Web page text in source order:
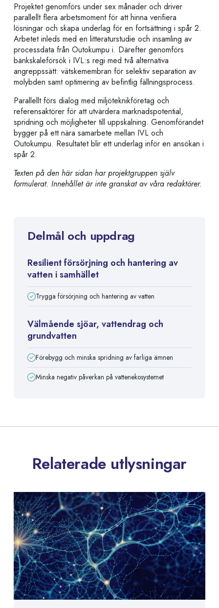
Projektet genomförs under sex månader och driver
parallellt flera arbetsmoment för att hinna verifiera
lösningar och skapa underlag för en fortsättning i spår 2.
Arbetet inleds med en litteraturstudie och insamling av
processdata från Outokumpu i. Därefter genomförs
bänkskaleförsök i IVL:s regi med två alternativa
angreppssätt: vätskemembran för selektiv separation av
molybden samt optimering av befintlig fällningsprocess.
Parallellt förs dialog med miljöteknikföretag och
referensaktörer för att utvärdera marknadspotential,
spridning och möjligheter till uppskalning. Genomförandet
bygger på ett nära samarbete mellan IVL och
Outokumpu. Resultatet blir ett underlag inför en ansökan i
spår 2.
Texten på den här sidan har projektgruppen själv
formulerat. Innehållet är inte granskat av våra redaktörer.
Delmål och uppdrag
Resilient försörjning och hantering av
vatten i samhället
Trygga försörjning och hantering av vatten
Välmående sjöar, vattendrag och
grundvatten
Förebygg och minska spridning av farliga ämnen
Minska negativ påverkan på vattenekosystemet
Relaterade utlysningar